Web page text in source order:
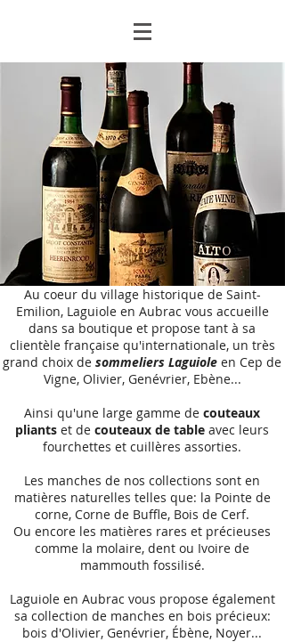
Au coeur du village historique de Saint-
Emilion, Laguiole en Aubrac vous accueille
dans sa boutique et propose tant à sa
clientèle française qu'internationale, un très
grand choix de sommeliers Laguiole en Cep de
Vigne, Olivier, Genévrier, Ebène...
Ainsi qu'une large gamme de couteaux
pliants et de couteaux de table avec leurs
fourchettes et cuillères assorties.
Les manches de nos collections sont en
matières naturelles telles que: la Pointe de
corne, Corne de Buffle, Bois de Cerf.
Ou encore les matières rares et précieuses
comme la molaire, dent ou Ivoire de
mammouth fossilisé.
Laguiole en Aubrac vous propose également
sa collection de manches en bois précieux:
bois d'Olivier, Genévrier, Ébène, Noyer...